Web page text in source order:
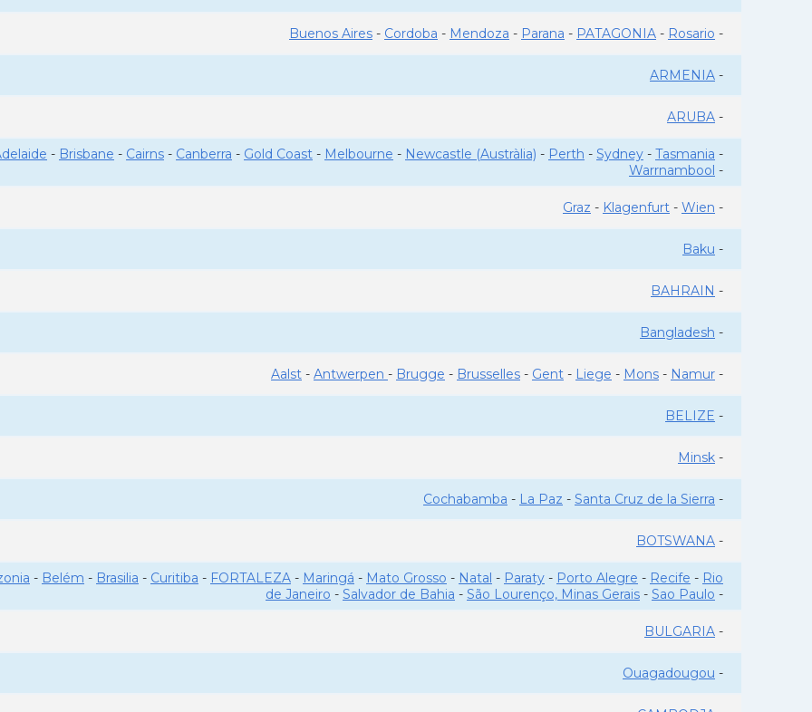
Buenos Aires - Cordoba - Mendoza - Parana - PATAGONIA - Rosario -
ARMENIA -
ARUBA -
- Brisbane - Cairns - Canberra - Gold Coast - Melbourne - Newcastle (Austràlia) - Perth - Sydney - Tasmania -
Warrnambool -
Graz - Klagenfurt - Wien -
Baku -
BAHRAIN -
Bangladesh -
Aalst - Antwerpen - Brugge - Brusselles - Gent - Liege - Mons - Namur -
BELIZE -
Minsk -
Cochabamba - La Paz - Santa Cruz de la Sierra -
BOTSWANA -
- Belém - Brasilia - Curitiba - FORTALEZA - Maringá - Mato Grosso - Natal - Paraty - Porto Alegre - Recife - Rio
de Janeiro - Salvador de Bahia - São Lourenço, Minas Gerais - Sao Paulo -
BULGARIA -
Ouagadougou -